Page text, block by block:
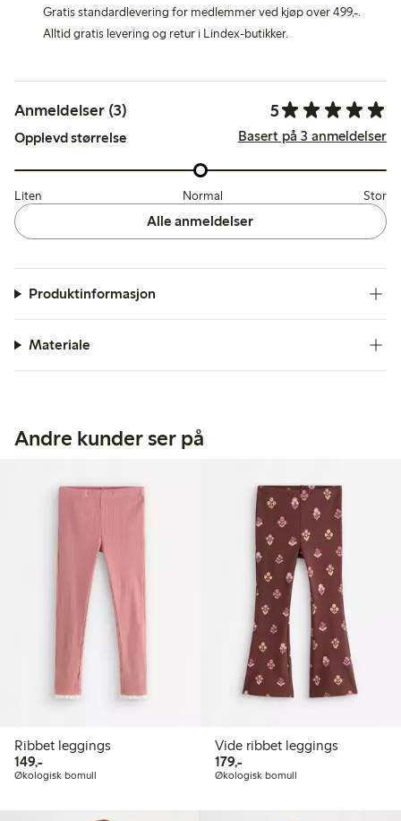
Gratis standardlevering for medlemmer ved kjøp over 499,-.
Alltid gratis levering og retur i Lindex-butikker.
Anmeldelser (3) 5
Opplevd størrelse Basert på 3 anmeldelser
Liten Normal Stor
Alle anmeldelser
Produktinformasjon
Materiale
Andre kunder ser på
Ribbet leggings
149,-149,00 kr
Økologisk bomull
Vide ribbet leggings
179,-179,00 kr
Økologisk bomull